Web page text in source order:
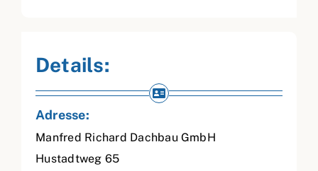
Details:
Adresse:
Manfred Richard Dachbau GmbH
Hustadtweg 65